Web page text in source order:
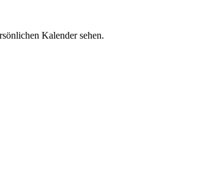
Kalender sehen.